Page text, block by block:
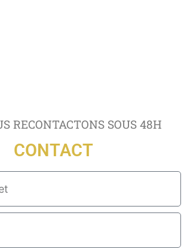
RECONTACTONS SOUS 48H
CONTACT